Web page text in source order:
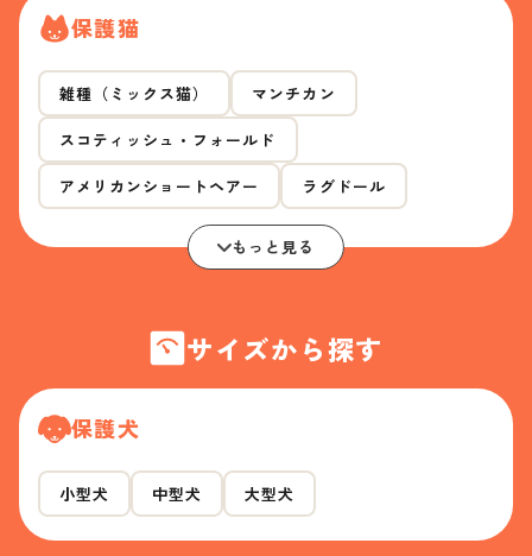
保護猫
雑種（ミックス猫） マンチカン
スコティッシュ・フォールド
アメリカンショートヘアー ラグドール
もっと見る
サイズから探す
保護犬
小型犬 中型犬 大型犬